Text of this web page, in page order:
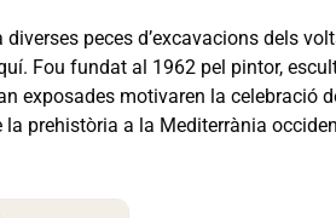
peces d’excavacions dels
Fou fundat al 1962 pel pintor,
exposades motivaren la celebració
prehistòria a la Mediterrània